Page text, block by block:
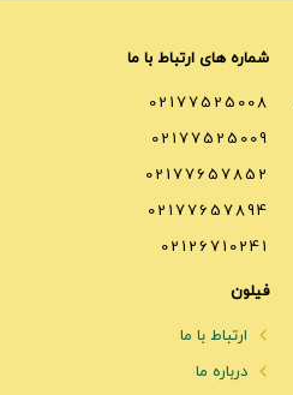
شماره های ارتباط با ما
02177525008
02177525009
02177657852
02177657894
02126710241
فیلون
ارتباط با ما
درباره ما